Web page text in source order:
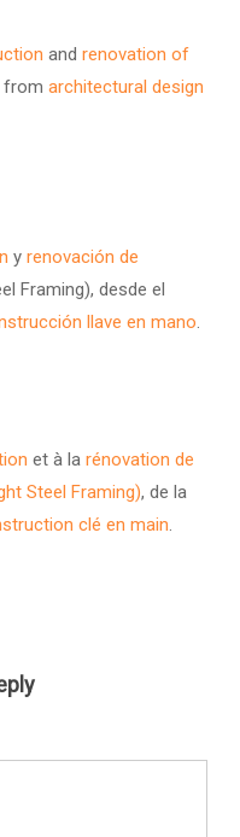
and renovation of
from architectural design
y renovación de
Framing), desde el
llave en mano.
et à la rénovation de
Steel Framing), de la
clé en main.